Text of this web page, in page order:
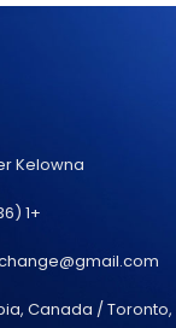
Kelowna
1+
Canada /